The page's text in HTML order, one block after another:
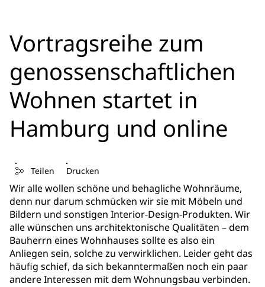
Vortragsreihe zum
genossenschaftlichen
Wohnen startet in
Hamburg und online
Teilen Drucken
Wir alle wollen schöne und behagliche Wohnräume,
denn nur darum schmücken wir sie mit Möbeln und
Bildern und sonstigen Interior-Design-Produkten. Wir
alle wünschen uns architektonische Qualitäten – dem
Bauherrn eines Wohnhauses sollte es also ein
Anliegen sein, solche zu verwirklichen. Leider geht das
häufig schief, da sich bekanntermaßen noch ein paar
andere Interessen mit dem Wohnungsbau verbinden.